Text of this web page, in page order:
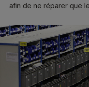
afin de ne réparer que